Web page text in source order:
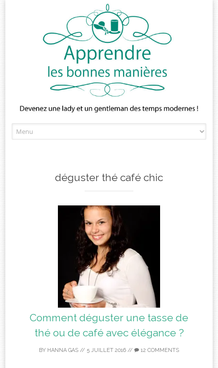
to
déguster thé café chic
Comment déguster une tasse de
thé ou de café avec élégance ?
BY HANNA GAS // 5 JUILLET 2016 // 12 COMMENTS